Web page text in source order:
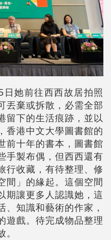
她前往西西故居拍照
丟棄或拆散，必需全部
留下的生活痕跡，並以
香港中文大學圖書館的
前十年的書本，圖書館
手製布偶，但西西還有
行收藏，有待整理、修
間」的緣起。這個空間
期讓更多人認識她，這
知識和藝術的作家，
遊戲。待完成物品整理